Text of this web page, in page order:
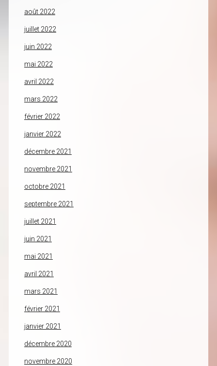
août 2022
juillet 2022
juin 2022
mai 2022
avril 2022
mars 2022
février 2022
janvier 2022
décembre 2021
novembre 2021
octobre 2021
septembre 2021
juillet 2021
juin 2021
mai 2021
avril 2021
mars 2021
février 2021
janvier 2021
décembre 2020
novembre 2020